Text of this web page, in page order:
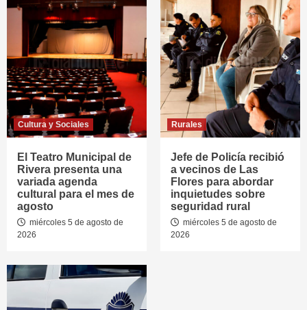
Cultura y Sociales
El Teatro Municipal de
Rivera presenta una
variada agenda
cultural para el mes de
agosto
miércoles 5 de agosto de
2026
Rurales
Jefe de Policía recibió
a vecinos de Las
Flores para abordar
inquietudes sobre
seguridad rural
miércoles 5 de agosto de
2026